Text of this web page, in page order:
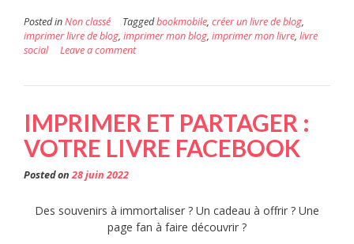
Posted inNon classé Taggedbookmobile, créer un livre de blog,
imprimer livre de blog, imprimer mon blog, imprimer mon livre, livre
social
Leave a comment
IMPRIMER ET PARTAGER :
VOTRE LIVRE FACEBOOK
Posted on28 juin 2022
Des souvenirs à immortaliser ? Un cadeau à offrir ? Une
page fan à faire découvrir ?